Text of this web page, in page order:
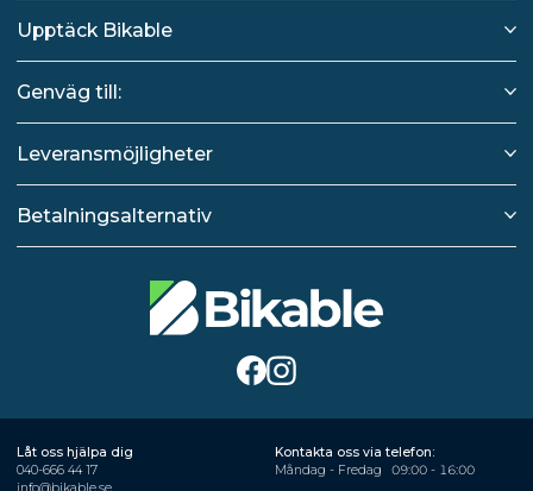
Upptäck Bikable
Genväg till:
Leveransmöjligheter
Betalningsalternativ
Låt oss hjälpa dig
040-666 44 17
Kontakta oss via telefon:
Måndag - Fredag
09:00 - 16:00